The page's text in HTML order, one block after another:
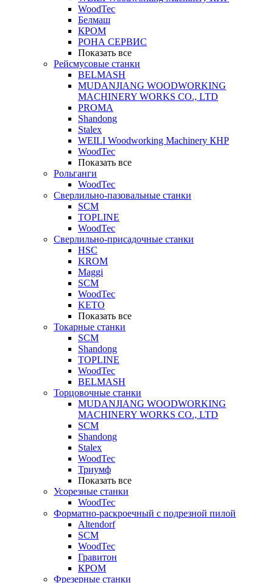
WoodTec
Белмаш
КРОМ
РОНА СЕРВИС
Показать все
Рейсмусовые станки
BELMASH
MUDANJIANG WOODWORKING
MACHINERY WORKS CO., LTD
PROMA
Shandong
Stalex
WEILI Woodworking Machinery КНР
WoodTec
Показать все
Рольганги
WoodTec
Сверлильно-пазовальные станки
SCM
TOPLINE
WoodTec
Сверлильно-присадочные станки
HSC
KROM
Maggi
SCM
WoodTec
KETO
Показать все
Токарные станки
SCM
Shandong
TOPLINE
WoodTec
BELMASH
Торцовочные станки
MUDANJIANG WOODWORKING
MACHINERY WORKS CO., LTD
SCM
Shandong
Stalex
WoodTec
Триумф
Показать все
Усорезные станки
WoodTec
Форматно-раскроечный с подрезной пилой
Altendorf
SCM
WoodTec
Гравитон
КРОМ
Фрезерные станки